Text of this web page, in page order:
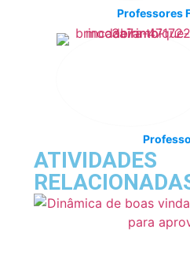
Professores
ATIVIDADES